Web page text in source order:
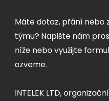
Máte dotaz, přání nebo
týmu? Napište nám
níže nebo využijte
ozveme.
INTELEK LTD,